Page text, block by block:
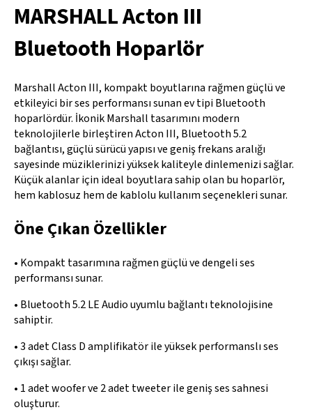
MARSHALL Acton III
Bluetooth Hoparlör
Marshall Acton III, kompakt boyutlarına rağmen güçlü ve
etkileyici bir ses performansı sunan ev tipi Bluetooth
hoparlördür. İkonik Marshall tasarımını modern
teknolojilerle birleştiren Acton III, Bluetooth 5.2
bağlantısı, güçlü sürücü yapısı ve geniş frekans aralığı
sayesinde müziklerinizi yüksek kaliteyle dinlemenizi sağlar.
Küçük alanlar için ideal boyutlara sahip olan bu hoparlör,
hem kablosuz hem de kablolu kullanım seçenekleri sunar.
Öne Çıkan Özellikler
• Kompakt tasarımına rağmen güçlü ve dengeli ses
performansı sunar.
• Bluetooth 5.2 LE Audio uyumlu bağlantı teknolojisine
sahiptir.
• 3 adet Class D amplifikatör ile yüksek performanslı ses
çıkışı sağlar.
• 1 adet woofer ve 2 adet tweeter ile geniş ses sahnesi
oluşturur.